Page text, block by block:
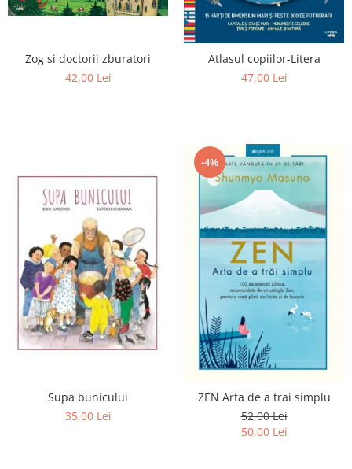
Zog si doctorii zburatori
42,00 Lei
Atlasul copiilor-Litera
47,00 Lei
Supa bunicului
35,00 Lei
-4%
ZEN Arta de a trai simplu
52,00 Lei
50,00 Lei